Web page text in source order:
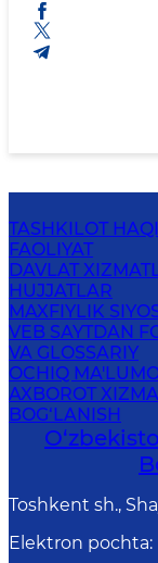
TASHKILOT
FAOLIYAT
DAVLAT
HUJJATLAR
MAXFIYLIK
VEB SAYTDAN
VA GLOSSARIY
OCHIQ
AXBOROT
BOG‘LANISH
Toshkent sh.,
Elektron pochta: